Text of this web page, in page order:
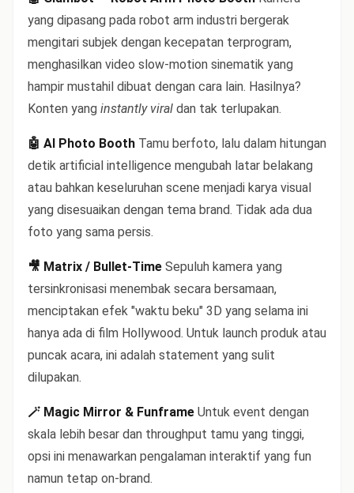
yang dipasang pada robot arm industri bergerak
mengitari subjek dengan kecepatan terprogram,
menghasilkan video slow-motion sinematik yang
hampir mustahil dibuat dengan cara lain. Hasilnya?
Konten yang instantly viral dan tak terlupakan.
🤖 AI Photo Booth Tamu berfoto, lalu dalam hitungan
detik artificial intelligence mengubah latar belakang
atau bahkan keseluruhan scene menjadi karya visual
yang disesuaikan dengan tema brand. Tidak ada dua
foto yang sama persis.
🎥 Matrix / Bullet-Time Sepuluh kamera yang
tersinkronisasi menembak secara bersamaan,
menciptakan efek "waktu beku" 3D yang selama ini
hanya ada di film Hollywood. Untuk launch produk atau
puncak acara, ini adalah statement yang sulit
dilupakan.
🪄 Magic Mirror & Funframe Untuk event dengan
skala lebih besar dan throughput tamu yang tinggi,
opsi ini menawarkan pengalaman interaktif yang fun
namun tetap on-brand.